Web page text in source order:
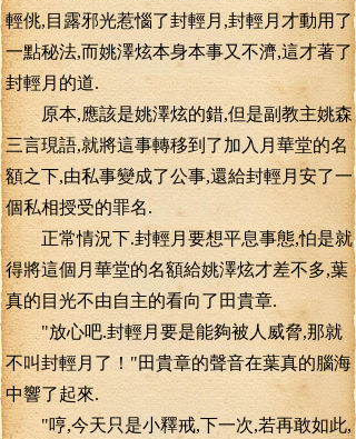
輕佻,目露邪光惹惱了封輕月,封輕月才動用了
一點秘法,而姚澤炫本身本事又不濟,這才著了
封輕月的道.
原本,應該是姚澤炫的錯,但是副教主姚森
三言現語,就將這事轉移到了加入月華堂的名
額之下,由私事變成了公事,還給封輕月安了一
個私相授受的罪名.
正常情況下.封輕月要想平息事態,怕是就
得將這個月華堂的名額給姚澤炫才差不多,葉
真的目光不由自主的看向了田貴章.
"放心吧.封輕月要是能夠被人威脅,那就
不叫封輕月了！"田貴章的聲音在葉真的腦海
中響了起來.
"哼,今天只是小釋戒,下一次,若再敢如此,